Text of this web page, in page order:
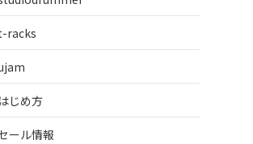
racks
はじめ方
ール情報